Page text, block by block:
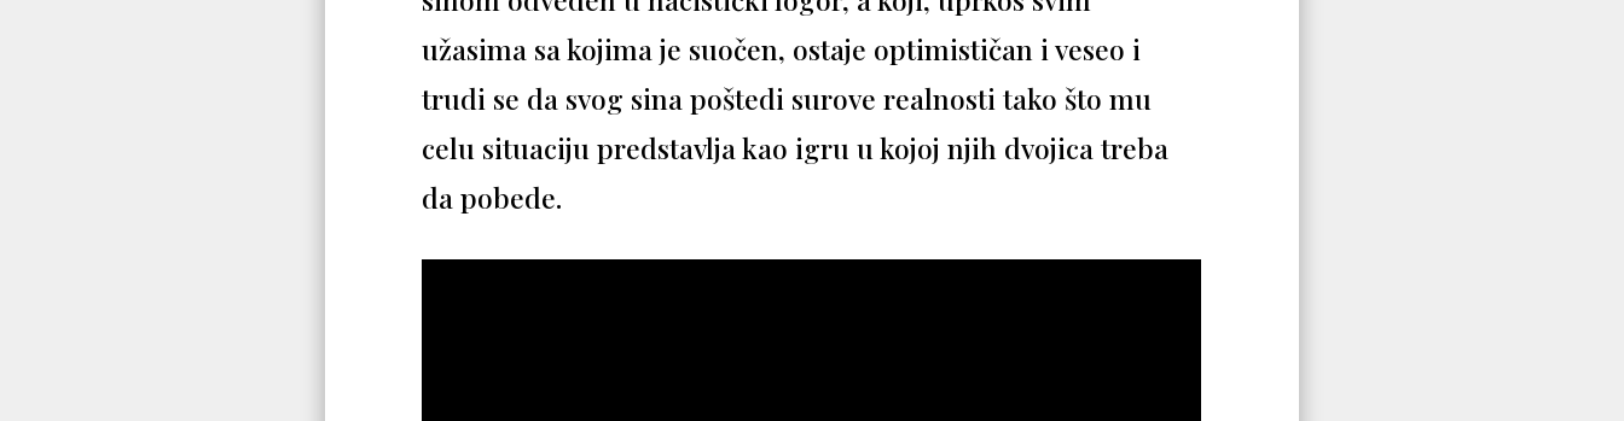
užasima sa kojima je suočen, ostaje optimističan i veseo i
trudi se da svog sina poštedi surove realnosti tako što mu
celu situaciju predstavlja kao igru u kojoj njih dvojica treba
da pobede.